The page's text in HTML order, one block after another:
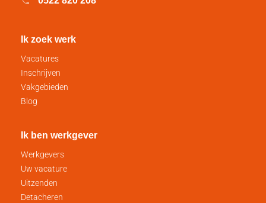
Ik zoek werk
Vacatures
Inschrijven
Vakgebieden
Blog
Ik ben werkgever
Werkgevers
Uw vacature
Uitzenden
Detacheren